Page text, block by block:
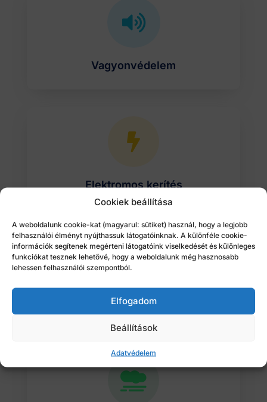
Cookiek beállítása
A weboldalunk cookie-kat (magyarul: sütiket) használ, hogy a legjobb
felhasználói élményt nyújthassuk látogatóinknak. A különféle cookie-
információk segítenek megérteni látogatóink viselkedését és különleges
funkciókat tesznek lehetővé, hogy a weboldalunk még hasznosabb
lehessen felhasználói szempontból.
Elfogadom
Beállítások
Adatvédelem

Vagyonvédelem

Elektromos kerítés

Távfelügyelet
